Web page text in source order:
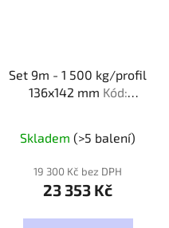
Set 9m - 1 500 kg/profil
136x142 mm Kód:
Skladem (>5 balení)
19 300 Kč bez DPH
23 353 Kč